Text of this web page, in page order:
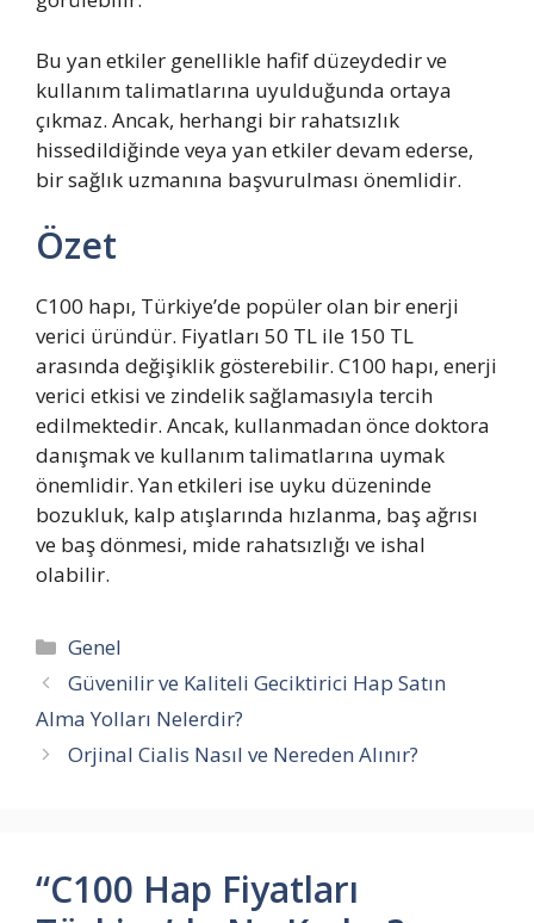
Bu yan etkiler genellikle hafif düzeydedir ve
kullanım talimatlarına uyulduğunda ortaya
çıkmaz. Ancak, herhangi bir rahatsızlık
hissedildiğinde veya yan etkiler devam ederse,
bir sağlık uzmanına başvurulması önemlidir.
Özet
C100 hapı, Türkiye’de popüler olan bir enerji
verici üründür. Fiyatları 50 TL ile 150 TL
arasında değişiklik gösterebilir. C100 hapı, enerji
verici etkisi ve zindelik sağlamasıyla tercih
edilmektedir. Ancak, kullanmadan önce doktora
danışmak ve kullanım talimatlarına uymak
önemlidir. Yan etkileri ise uyku düzeninde
bozukluk, kalp atışlarında hızlanma, baş ağrısı
ve baş dönmesi, mide rahatsızlığı ve ishal
olabilir.
Kategoriler
Genel
Güvenilir ve Kaliteli Geciktirici Hap Satın
Alma Yolları Nelerdir?
Orjinal Cialis Nasıl ve Nereden Alınır?
“C100 Hap Fiyatları